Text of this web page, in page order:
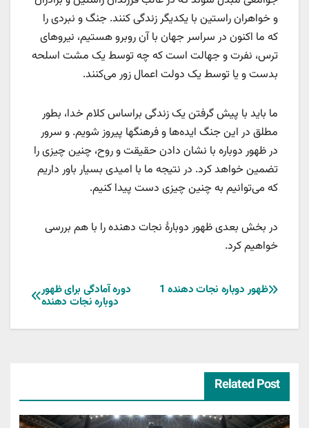
و خواهران راستین با یکدیگر زندگی کنند. جنگ و نبردی را
که ما اکنون در سراسر جهان با آن روبرو هستیم، نیروهای
ترس، نفرت و جهالت است که چه توسط یک مشت اسلحه
بدست و یا توسط یک دولت اعمال زور می‌کنند.
ما باید با پیش گرفتن یک زندگی براساس کلام خدا، بطور
مطلق در این جنگ ایده‌ها و فرهنگها پیروز شویم. و سرور
در ظهور دوباره با نشان دادن حقیقت و روح، چنین چیزی را
تضمین خواهد کرد. در نتیجه ما با امیدی بسیار باور داریم
که می‌توانیم به چنین چیزی دست پیدا کنیم.
در بخش بعدی ظهور دوبارۀ نجات دهنده را با هم بررسی
خواهیم کرد.
راهبری
نوشته
دوره آمادگی برای ظهور
دوباره نجات دهنده
ظهور دوباره نجات دهنده 1
Related Post